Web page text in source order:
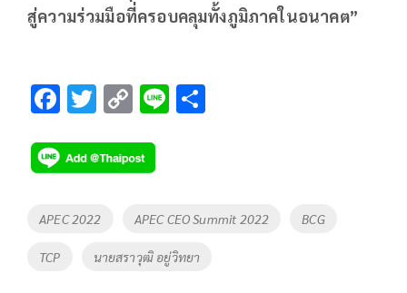
สู่ความร่วมมือที่ครอบคลุมทั้งภูมิภาคในอนาคต”
F
e
b
o
T
tt
er
C
p
y
Li
n
k
Li
Tags
APEC 2022 APEC CEO Summit 2022 BCG
TCP นายสราวุฒิ อยู่วิทยา